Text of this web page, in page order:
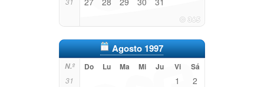
Agosto 1997
N.º Do Lu Ma Mi Ju Vi Sá
31 1 2